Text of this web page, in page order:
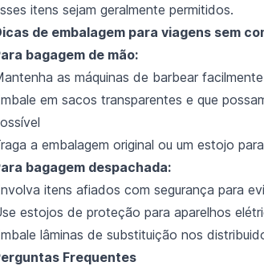
itens sejam geralmente permitidos.
de embalagem para viagens sem
bagagem de mão:
as máquinas de barbear
em sacos transparentes e que
a embalagem original ou um estojo
bagagem despachada:
itens afiados com segurança para
estojos de proteção para aparelhos
lâminas de substituição nos
Frequentes